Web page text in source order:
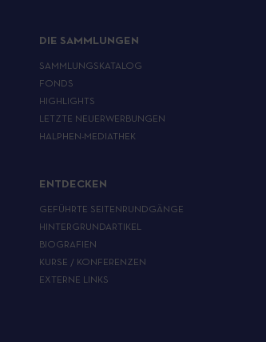
DIE SAMMLUNGEN
SAMMLUNGSKATALOG
FONDS
HIGHLIGHTS
LETZTE NEUERWERBUNGEN
HALPHEN-MEDIATHEK
ENTDECKEN
GEFÜHRTE SEITENRUNDGÄNGE
HINTERGRUNDARTIKEL
BIOGRAFIEN
KURSE / KONFERENZEN
EXTERNE LINKS